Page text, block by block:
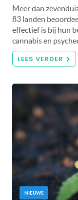
Meer dan
83 landen
effectief is bij hun
cannabis en
LEES VERDER
NIEUWS